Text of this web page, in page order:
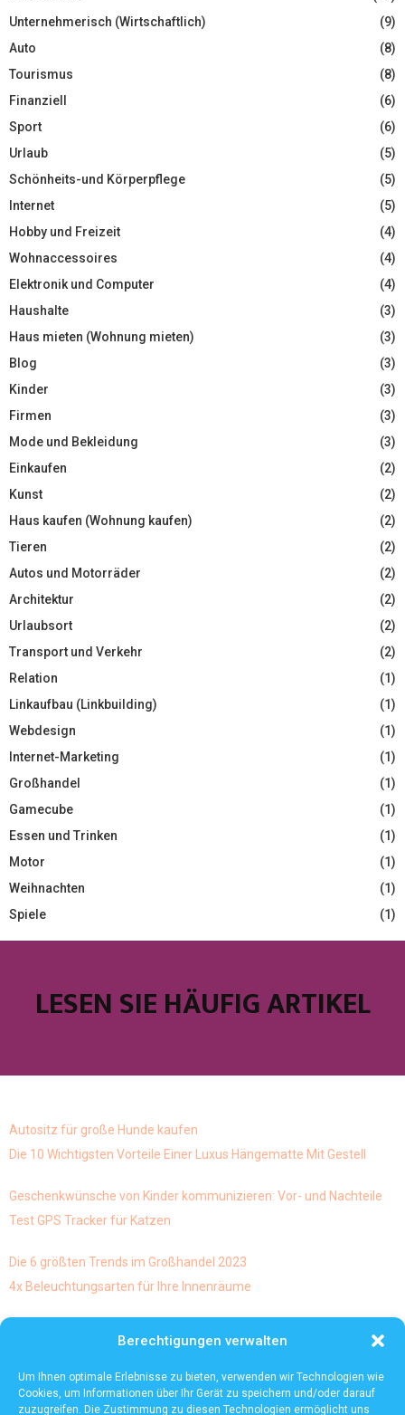
Berechtigungen verwalten
Um Ihnen optimale Erlebnisse zu bieten, verwenden wir Technologien wie
Cookies, um Informationen über Ihr Gerät zu speichern und/oder darauf
zuzugreifen. Die Zustimmung zu diesen Technologien ermöglicht uns
Unternehmerisch (Wirtschaftlich)
(9)
Auto
(8)
Tourismus
(8)
Finanziell
(6)
Sport
(6)
Urlaub
(5)
Schönheits-und Körperpflege
(5)
Internet
(5)
Hobby und Freizeit
(4)
Wohnaccessoires
(4)
Elektronik und Computer
(4)
Haushalte
(3)
Haus mieten (Wohnung mieten)
(3)
Blog
(3)
Kinder
(3)
Firmen
(3)
Mode und Bekleidung
(3)
Einkaufen
(2)
Kunst
(2)
Haus kaufen (Wohnung kaufen)
(2)
Tieren
(2)
Autos und Motorräder
(2)
Architektur
(2)
Urlaubsort
(2)
Transport und Verkehr
(2)
Relation
(1)
Linkaufbau (Linkbuilding)
(1)
Webdesign
(1)
Internet-Marketing
(1)
Großhandel
(1)
Gamecube
(1)
Essen und Trinken
(1)
Motor
(1)
Weihnachten
(1)
Spiele
(1)
LESEN SIE HÄUFIG ARTIKEL
Autositz für große Hunde kaufen
Die 10 Wichtigsten Vorteile Einer Luxus Hängematte Mit Gestell
Geschenkwünsche von Kinder kommunizieren: Vor- und Nachteile
Test GPS Tracker für Katzen
Die 6 größten Trends im Großhandel 2023
4x Beleuchtungsarten für Ihre Innenräume
kunstarten eigentlich und ist es möglich dies
Die häufigsten Mythen über die Lagerautomatisierung